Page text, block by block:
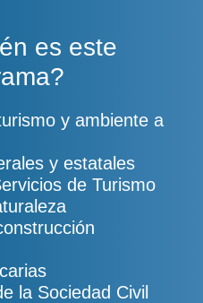
es este
y ambiente a
y estatales
de Turismo
la Sociedad Civil